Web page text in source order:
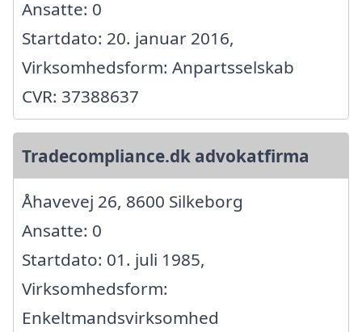
Ansatte: 0
Startdato: 20. januar 2016,
Virksomhedsform: Anpartsselskab
CVR: 37388637
Tradecompliance.dk advokatfirma
Åhavevej 26, 8600 Silkeborg
Ansatte: 0
Startdato: 01. juli 1985,
Virksomhedsform:
Enkeltmandsvirksomhed